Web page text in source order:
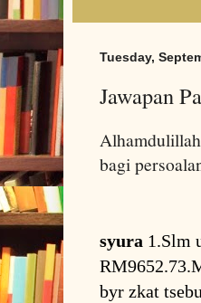
Tuesday,
Jawapan
bagi
syura 1.Slm
byr zkat